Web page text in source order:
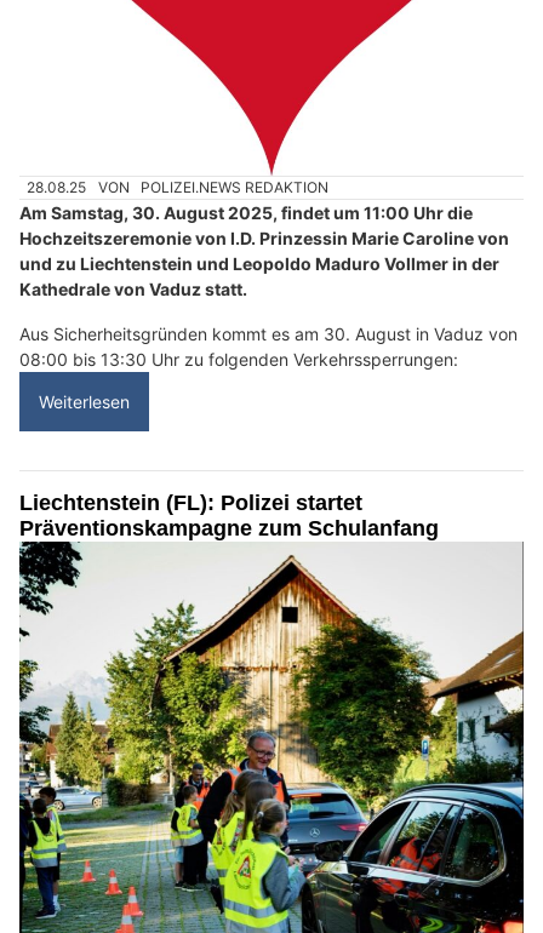
28.08.25 VON POLIZEI.NEWS REDAKTION
Am Samstag, 30. August 2025, findet um 11:00 Uhr die
Hochzeitszeremonie von I.D. Prinzessin Marie Caroline von
und zu Liechtenstein und Leopoldo Maduro Vollmer in der
Kathedrale von Vaduz statt.
Aus Sicherheitsgründen kommt es am 30. August in Vaduz von
08:00 bis 13:30 Uhr zu folgenden Verkehrssperrungen:
Weiterlesen
Liechtenstein (FL): Polizei startet
Präventionskampagne zum Schulanfang